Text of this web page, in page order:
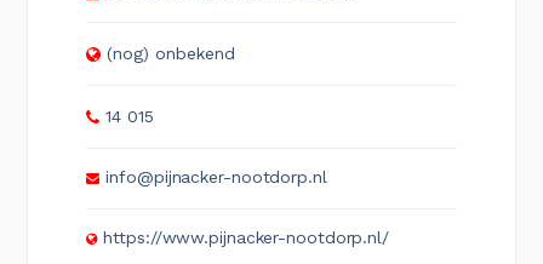
(nog) onbekend
14 015
info@pijnacker-nootdorp.nl
https://www.pijnacker-nootdorp.nl/